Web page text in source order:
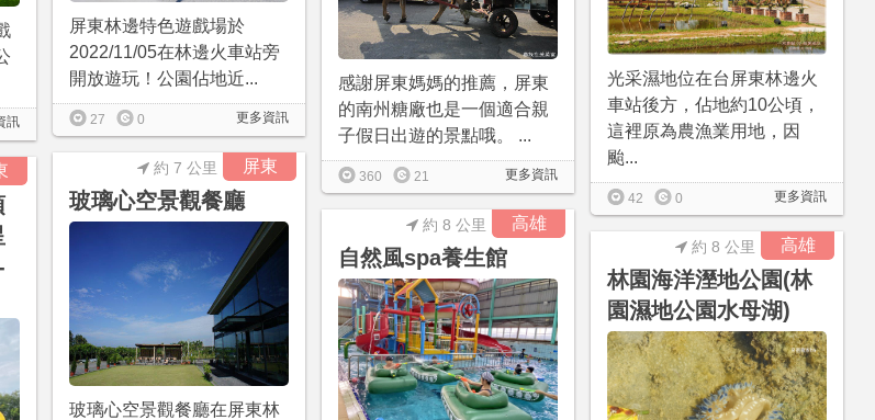
訊
屏東林邊特色遊戲場於
2022/11/05在林邊火車站旁
開放遊玩！公園佔地近...
更多資訊
27 0
感謝屏東媽媽的推薦，屏東
的南州糖廠也是一個適合親
子假日出遊的景點哦。 ...
更多資訊
360 21
光采濕地位在台屏東林邊火
車站後方，佔地約10公頃，
這裡原為農漁業用地，因
颱...
更多資訊
42 0
屏東
約 7 公里
玻璃心空景觀餐廳
玻璃心空景觀餐廳在屏東林
高雄
約 8 公里
自然風spa養生館
高雄
約 8 公里
林園海洋溼地公園(林
園濕地公園水母湖)